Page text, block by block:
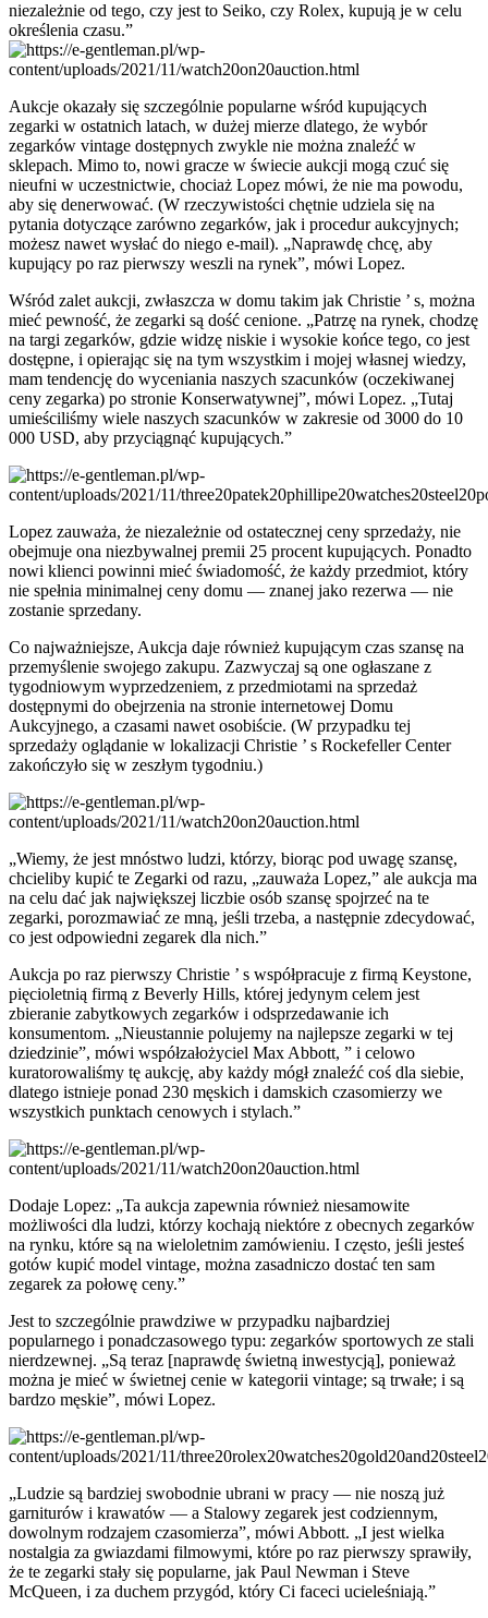
niezależnie od tego, czy jest to Seiko, czy Rolex, kupują je w celu
określenia czasu.”
Aukcje okazały się szczególnie popularne wśród kupujących
zegarki w ostatnich latach, w dużej mierze dlatego, że wybór
zegarków vintage dostępnych zwykle nie można znaleźć w
sklepach. Mimo to, nowi gracze w świecie aukcji mogą czuć się
nieufni w uczestnictwie, chociaż Lopez mówi, że nie ma powodu,
aby się denerwować. (W rzeczywistości chętnie udziela się na
pytania dotyczące zarówno zegarków, jak i procedur aukcyjnych;
możesz nawet wysłać do niego e-mail). „Naprawdę chcę, aby
kupujący po raz pierwszy weszli na rynek”, mówi Lopez.
Wśród zalet aukcji, zwłaszcza w domu takim jak Christie ’ s, można
mieć pewność, że zegarki są dość cenione. „Patrzę na rynek, chodzę
na targi zegarków, gdzie widzę niskie i wysokie końce tego, co jest
dostępne, i opierając się na tym wszystkim i mojej własnej wiedzy,
mam tendencję do wyceniania naszych szacunków (oczekiwanej
ceny zegarka) po stronie Konserwatywnej”, mówi Lopez. „Tutaj
umieściliśmy wiele naszych szacunków w zakresie od 3000 do 10
000 USD, aby przyciągnąć kupujących.”
Lopez zauważa, że niezależnie od ostatecznej ceny sprzedaży, nie
obejmuje ona niezbywalnej premii 25 procent kupujących. Ponadto
nowi klienci powinni mieć świadomość, że każdy przedmiot, który
nie spełnia minimalnej ceny domu — znanej jako rezerwa — nie
zostanie sprzedany.
Co najważniejsze, Aukcja daje również kupującym czas szansę na
przemyślenie swojego zakupu. Zazwyczaj są one ogłaszane z
tygodniowym wyprzedzeniem, z przedmiotami na sprzedaż
dostępnymi do obejrzenia na stronie internetowej Domu
Aukcyjnego, a czasami nawet osobiście. (W przypadku tej
sprzedaży oglądanie w lokalizacji Christie ’ s Rockefeller Center
zakończyło się w zeszłym tygodniu.)
„Wiemy, że jest mnóstwo ludzi, którzy, biorąc pod uwagę szansę,
chcieliby kupić te Zegarki od razu, „zauważa Lopez,” ale aukcja ma
na celu dać jak największej liczbie osób szansę spojrzeć na te
zegarki, porozmawiać ze mną, jeśli trzeba, a następnie zdecydować,
co jest odpowiedni zegarek dla nich.”
Aukcja po raz pierwszy Christie ’ s współpracuje z firmą Keystone,
pięcioletnią firmą z Beverly Hills, której jedynym celem jest
zbieranie zabytkowych zegarków i odsprzedawanie ich
konsumentom. „Nieustannie polujemy na najlepsze zegarki w tej
dziedzinie”, mówi współzałożyciel Max Abbott, ” i celowo
kuratorowaliśmy tę aukcję, aby każdy mógł znaleźć coś dla siebie,
dlatego istnieje ponad 230 męskich i damskich czasomierzy we
wszystkich punktach cenowych i stylach.”
Dodaje Lopez: „Ta aukcja zapewnia również niesamowite
możliwości dla ludzi, którzy kochają niektóre z obecnych zegarków
na rynku, które są na wieloletnim zamówieniu. I często, jeśli jesteś
gotów kupić model vintage, można zasadniczo dostać ten sam
zegarek za połowę ceny.”
Jest to szczególnie prawdziwe w przypadku najbardziej
popularnego i ponadczasowego typu: zegarków sportowych ze stali
nierdzewnej. „Są teraz [naprawdę świetną inwestycją], ponieważ
można je mieć w świetnej cenie w kategorii vintage; są trwałe; i są
bardzo męskie”, mówi Lopez.
„Ludzie są bardziej swobodnie ubrani w pracy — nie noszą już
garniturów i krawatów — a Stalowy zegarek jest codziennym,
dowolnym rodzajem czasomierza”, mówi Abbott. „I jest wielka
nostalgia za gwiazdami filmowymi, które po raz pierwszy sprawiły,
że te zegarki stały się popularne, jak Paul Newman i Steve
McQueen, i za duchem przygód, który Ci faceci ucieleśniają.”